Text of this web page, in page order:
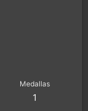
Medallas
1